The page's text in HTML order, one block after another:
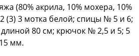
(80% акрила, 10% мохера, 10%
(3) 3 мотка белой; спицы № 5 и 6;
80 см; крючок № 2,5 и 5; 5
мм.